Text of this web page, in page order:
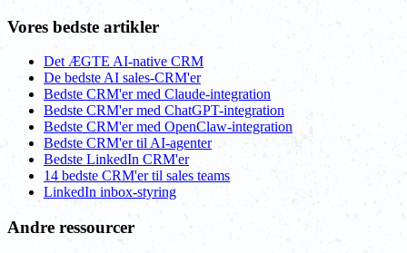
Vores bedste artikler
Det ÆGTE AI-native CRM
De bedste AI sales-CRM'er
Bedste CRM'er med Claude-integration
Bedste CRM'er med ChatGPT-integration
Bedste CRM'er med OpenClaw-integration
Bedste CRM'er til AI-agenter
Bedste LinkedIn CRM'er
14 bedste CRM'er til sales teams
LinkedIn inbox-styring
Andre ressourcer